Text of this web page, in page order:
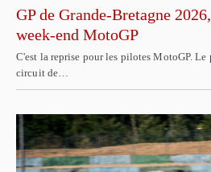
GP de Grande-Bretagne
week-end MotoGP
C'est la reprise pour les pilotes MotoGP. Le
circuit de…